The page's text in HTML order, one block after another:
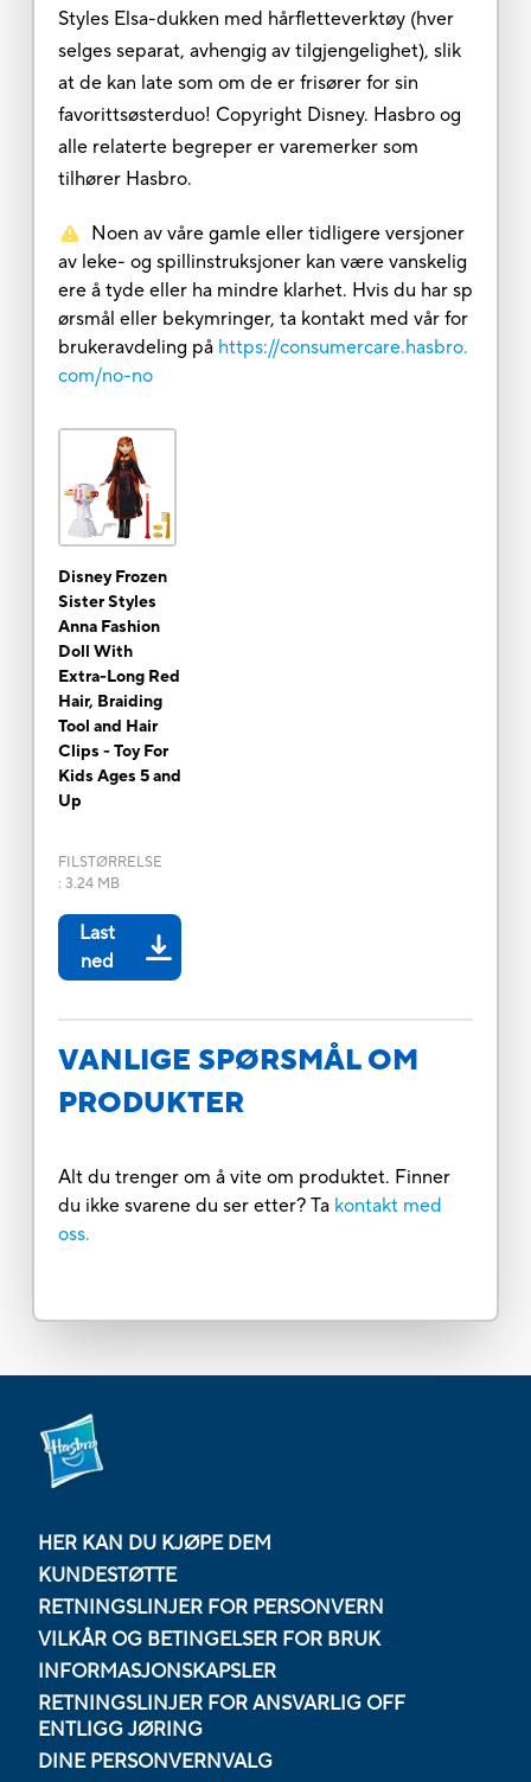
Styles Elsa-dukken med hårfletteverktøy (hver
selges separat, avhengig av tilgjengelighet), slik
at de kan late som om de er frisører for sin
favorittsøsterduo! Copyright Disney. Hasbro og
alle relaterte begreper er varemerker som
tilhører Hasbro.
Noen av våre gamle eller tidligere versjoner
av leke- og spillinstruksjoner kan være vanskelig
ere å tyde eller ha mindre klarhet. Hvis du har sp
ørsmål eller bekymringer, ta kontakt med vår for
brukeravdeling på https://consumercare.hasbro.
com/no-no
Disney Frozen
Sister Styles
Anna Fashion
Doll With
Extra-Long Red
Hair, Braiding
Tool and Hair
Clips - Toy For
Kids Ages 5 and
Up
FILSTØRRELSE
: 3.24 MB
Last
ned
VANLIGE SPØRSMÅL OM
PRODUKTER
Alt du trenger om å vite om produktet. Finner
du ikke svarene du ser etter? Ta kontakt med
oss.
HER KAN DU KJØPE DEM
KUNDESTØTTE
RETNINGSLINJER FOR PERSONVERN
VILKÅR OG BETINGELSER FOR BRUK
INFORMASJONSKAPSLER
RETNINGSLINJER FOR ANSVARLIG OFF
ENTLIGG JØRING
DINE PERSONVERNVALG